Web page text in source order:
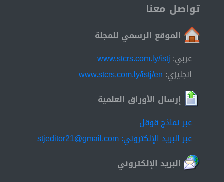
تواصل معنا
الموقع الرسمي للمجلة
عربي: www.stcrs.com.ly/istj
إنجليزي: www.stcrs.com.ly/istj/en
إرسال الأوراق العلمية
عبر نماذج قوقل
عبر البريد الإلكتروني: stjeditor21@gmail.com
البريد الإلكتروني